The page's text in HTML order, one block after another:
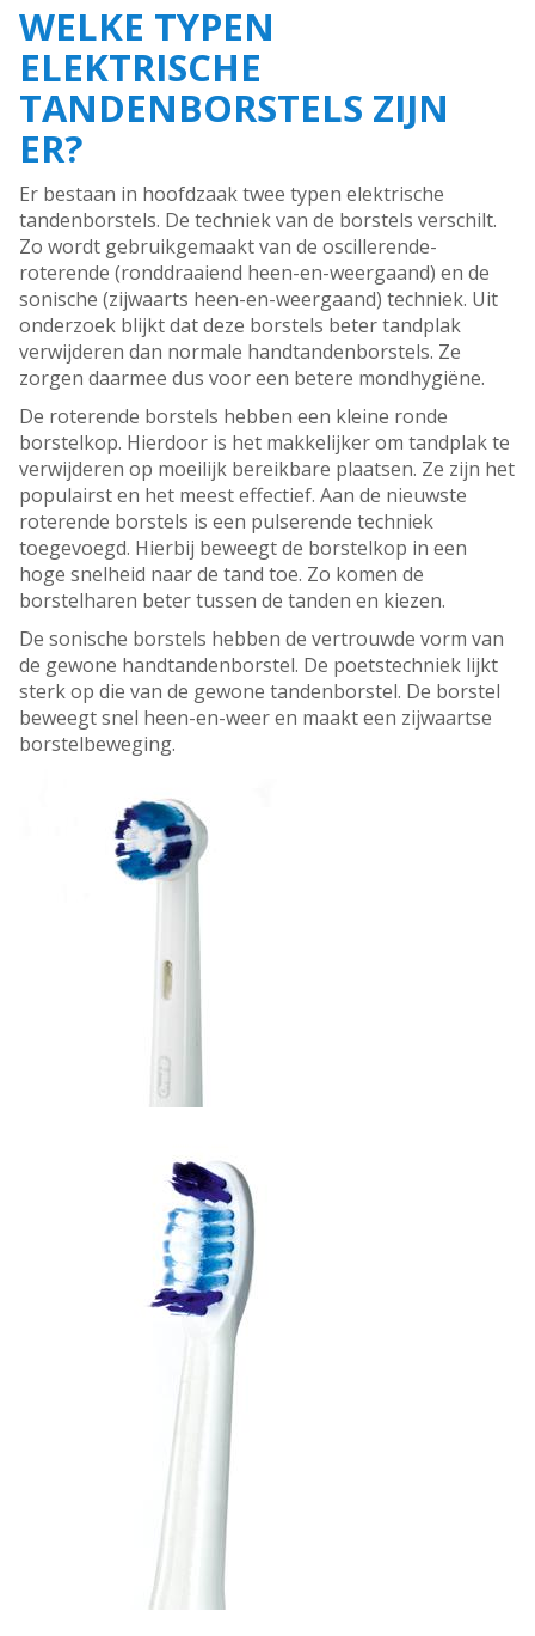
WELKE TYPEN
ELEKTRISCHE
TANDENBORSTELS ZIJN
ER?
Er bestaan in hoofdzaak twee typen elektrische
tandenborstels. De techniek van de borstels verschilt.
Zo wordt gebruikgemaakt van de oscillerende-
roterende (ronddraaiend heen-en-weergaand) en de
sonische (zijwaarts heen-en-weergaand) techniek. Uit
onderzoek blijkt dat deze borstels beter tandplak
verwijderen dan normale handtandenborstels. Ze
zorgen daarmee dus voor een betere mondhygiëne.
De roterende borstels hebben een kleine ronde
borstelkop. Hierdoor is het makkelijker om tandplak te
verwijderen op moeilijk bereikbare plaatsen. Ze zijn het
populairst en het meest effectief. Aan de nieuwste
roterende borstels is een pulserende techniek
toegevoegd. Hierbij beweegt de borstelkop in een
hoge snelheid naar de tand toe. Zo komen de
borstelharen beter tussen de tanden en kiezen.
De sonische borstels hebben de vertrouwde vorm van
de gewone handtandenborstel. De poetstechniek lijkt
sterk op die van de gewone tandenborstel. De borstel
beweegt snel heen-en-weer en maakt een zijwaartse
borstelbeweging.